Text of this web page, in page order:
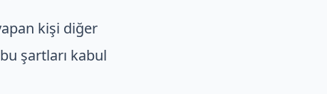
kişi diğer
şartları kabul